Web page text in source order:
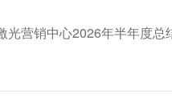
光营销中心2026年半年度总